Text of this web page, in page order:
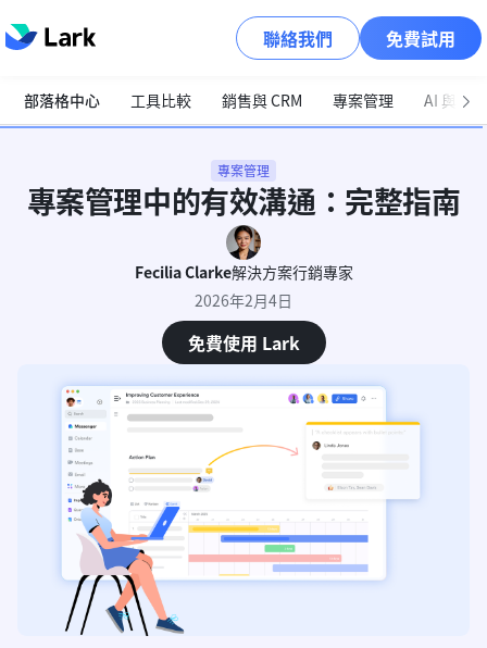
聯絡我們 免費試用
部落格中心 工具比較 銷售與 CRM 專案管理 AI 與自
專案管理
專案管理中的有效溝通：完整指南
Fecilia Clarke解決方案行銷專家
2026年2月4日
免費使用 Lark